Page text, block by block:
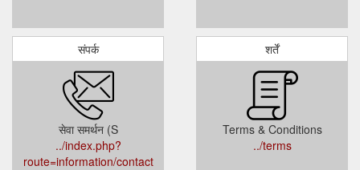
संपर्क
सेवा समर्थन (S
../index.php?
route=information/contact
शर्तें
Terms & Conditions
../terms